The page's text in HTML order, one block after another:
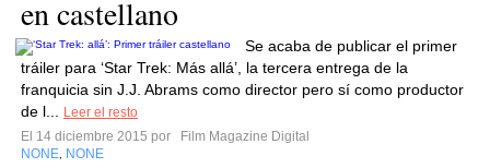
en castellano
Se acaba de publicar el primer
tráiler para ‘Star Trek: Más allá’, la tercera entrega de la
franquicia sin J.J. Abrams como director pero sí como productor
de l...
Leer el resto
El 14 diciembre 2015 por
Film Magazine Digital
NONE NONE